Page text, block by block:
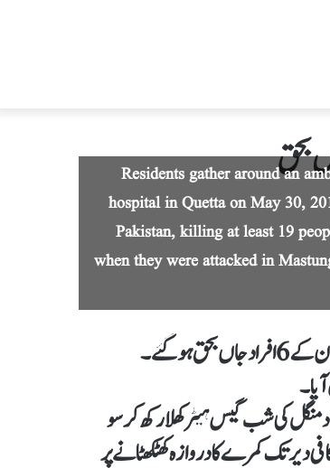
Residents gather around an
hospital in Quetta on May 30,
Pakistan, killing at least 19
when they were attacked in
منگل کی شب گیس ہیٹر کھلا رکھ کر سو
تک کمرے کا دروازہ کھٹکھٹانے پر